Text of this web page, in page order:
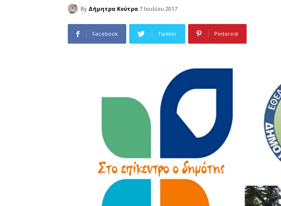
By Δήμητρα Κούτρα 7 Ιουλίου 2017
Facebook Twitter Pinterest